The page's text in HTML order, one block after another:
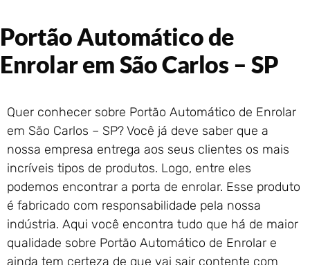
Enrolar em Queimados – RJ
Portão de Garagem de
Enrolar em Petrópolis – RJ
Portão de Garagem de
Enrolar em Nova Iguaçu – RJ
Portão de Garagem de
Enrolar em Nova Friburgo –
RJ
Portão Automático de
Enrolar em São Carlos – SP
Quer conhecer sobre Portão Automático de Enrolar
em São Carlos – SP? Você já deve saber que a
nossa empresa entrega aos seus clientes os mais
incríveis tipos de produtos. Logo, entre eles
podemos encontrar a porta de enrolar. Esse produto
é fabricado com responsabilidade pela nossa
indústria. Aqui você encontra tudo que há de maior
qualidade sobre Portão Automático de Enrolar e
ainda tem certeza de que vai sair contente com